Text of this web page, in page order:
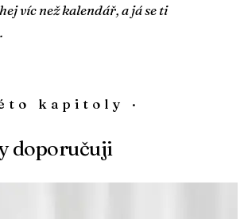
víc než kalendář, a já se ti
kapitoly ·
doporučuji